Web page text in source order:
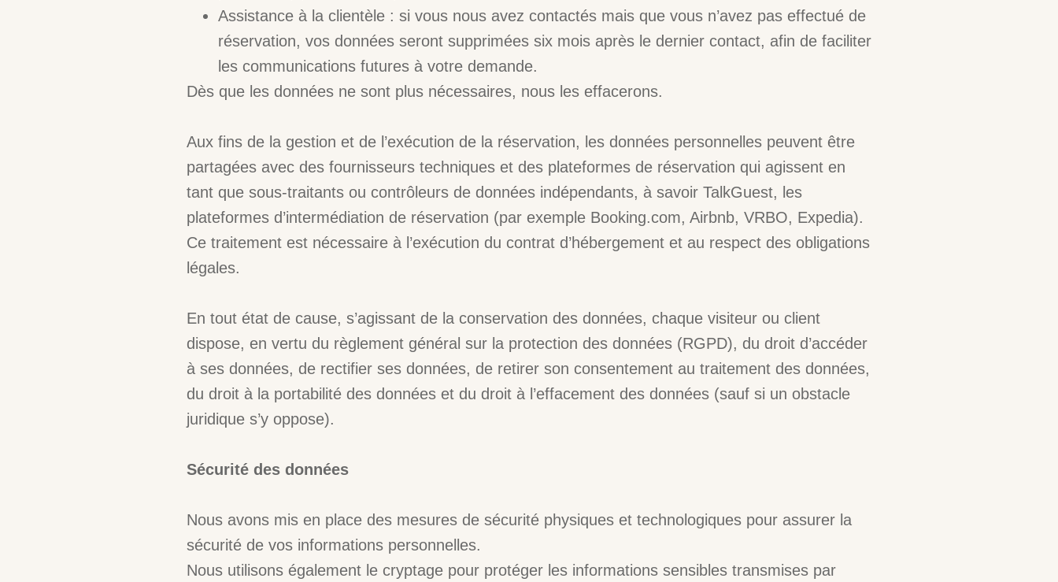
Assistance à la clientèle : si vous nous avez contactés mais que vous n’avez pas effectué de
réservation, vos données seront supprimées six mois après le dernier contact, afin de faciliter
les communications futures à votre demande.
Dès que les données ne sont plus nécessaires, nous les effacerons.
Aux fins de la gestion et de l’exécution de la réservation, les données personnelles peuvent être
partagées avec des fournisseurs techniques et des plateformes de réservation qui agissent en
tant que sous-traitants ou contrôleurs de données indépendants, à savoir TalkGuest, les
plateformes d’intermédiation de réservation (par exemple Booking.com, Airbnb, VRBO, Expedia).
Ce traitement est nécessaire à l’exécution du contrat d’hébergement et au respect des obligations
légales.
En tout état de cause, s’agissant de la conservation des données, chaque visiteur ou client
dispose, en vertu du règlement général sur la protection des données (RGPD), du droit d’accéder
à ses données, de rectifier ses données, de retirer son consentement au traitement des données,
du droit à la portabilité des données et du droit à l’effacement des données (sauf si un obstacle
juridique s’y oppose).
Sécurité des données
Nous avons mis en place des mesures de sécurité physiques et technologiques pour assurer la
sécurité de vos informations personnelles.
Nous utilisons également le cryptage pour protéger les informations sensibles transmises par